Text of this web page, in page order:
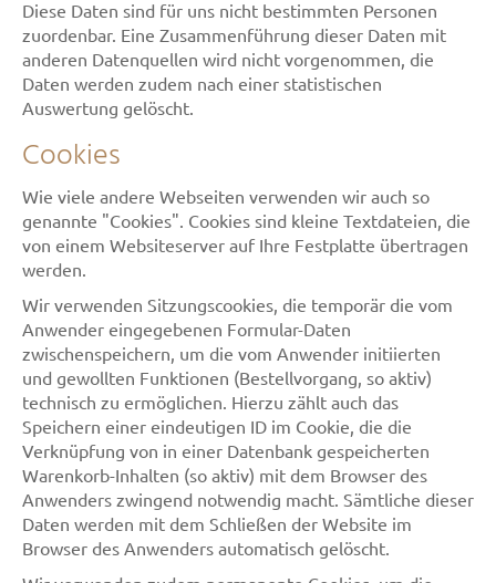
Diese Daten sind für uns nicht bestimmten Personen
zuordenbar. Eine Zusammenführung dieser Daten mit
anderen Datenquellen wird nicht vorgenommen, die
Daten werden zudem nach einer statistischen
Auswertung gelöscht.
Cookies
Wie viele andere Webseiten verwenden wir auch so
genannte "Cookies". Cookies sind kleine Textdateien, die
von einem Websiteserver auf Ihre Festplatte übertragen
werden.
Wir verwenden Sitzungscookies, die temporär die vom
Anwender eingegebenen Formular-Daten
zwischenspeichern, um die vom Anwender initiierten
und gewollten Funktionen (Bestellvorgang, so aktiv)
technisch zu ermöglichen. Hierzu zählt auch das
Speichern einer eindeutigen ID im Cookie, die die
Verknüpfung von in einer Datenbank gespeicherten
Warenkorb-Inhalten (so aktiv) mit dem Browser des
Anwenders zwingend notwendig macht. Sämtliche dieser
Daten werden mit dem Schließen der Website im
Browser des Anwenders automatisch gelöscht.